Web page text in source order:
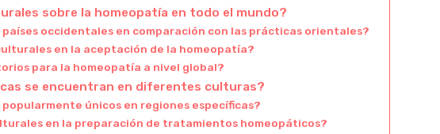
sobre la homeopatía en todo el mundo?
países occidentales en comparación con las prácticas orientales?
en la aceptación de la homeopatía?
para la homeopatía a nivel global?
se encuentran en diferentes culturas?
únicos en regiones específicas?
en la preparación de tratamientos homeopáticos?